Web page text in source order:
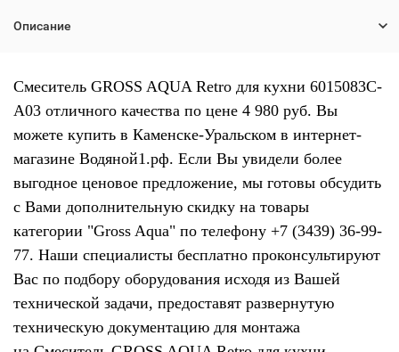
Описание
Смеситель GROSS AQUA Retro для кухни 6015083С-
A03 отличного качества по цене 4 980 руб. Вы
можете купить в Каменске-Уральском в интернет-
магазине Водяной1.рф. Если Вы увидели более
выгодное ценовое предложение, мы готовы обсудить
с Вами дополнительную скидку на товары
категории "Gross Aqua" по телефону +7 (3439) 36-99-
77. Наши специалисты бесплатно проконсультируют
Вас по подбору оборудования исходя из Вашей
технической задачи, предоставят развернутую
техническую документацию для монтажа